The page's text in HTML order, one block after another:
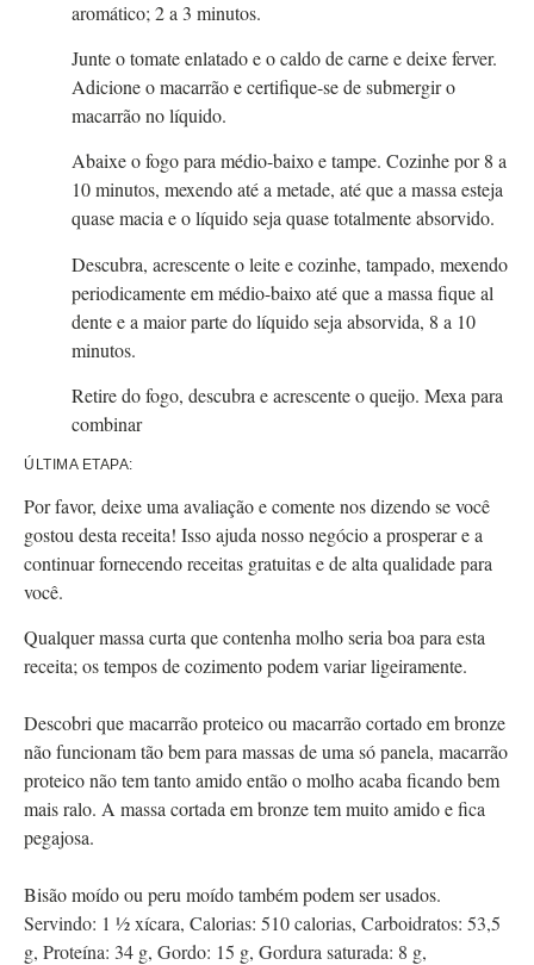
aromático; 2 a 3 minutos.
Junte o tomate enlatado e o caldo de carne e deixe ferver.
Adicione o macarrão e certifique-se de submergir o
macarrão no líquido.
Abaixe o fogo para médio-baixo e tampe. Cozinhe por 8 a
10 minutos, mexendo até a metade, até que a massa esteja
quase macia e o líquido seja quase totalmente absorvido.
Descubra, acrescente o leite e cozinhe, tampado, mexendo
periodicamente em médio-baixo até que a massa fique al
dente e a maior parte do líquido seja absorvida, 8 a 10
minutos.
Retire do fogo, descubra e acrescente o queijo. Mexa para
combinar
ÚLTIMA ETAPA:
Por favor, deixe uma avaliação e comente nos dizendo se você
gostou desta receita! Isso ajuda nosso negócio a prosperar e a
continuar fornecendo receitas gratuitas e de alta qualidade para
você.
Qualquer massa curta que contenha molho seria boa para esta
receita; os tempos de cozimento podem variar ligeiramente.
Descobri que macarrão proteico ou macarrão cortado em bronze
não funcionam tão bem para massas de uma só panela, macarrão
proteico não tem tanto amido então o molho acaba ficando bem
mais ralo. A massa cortada em bronze tem muito amido e fica
pegajosa.
Bisão moído ou peru moído também podem ser usados.
Servindo: 1 ½ xícara, Calorias: 510calorias, Carboidratos: 53,5
g, Proteína: 34 g, Gordo: 15 g, Gordura saturada: 8 g,